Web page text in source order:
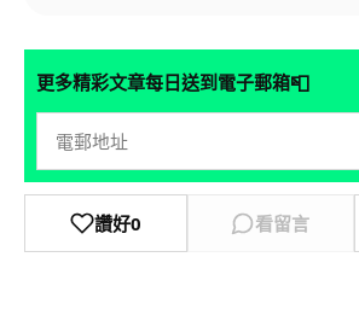
更多精彩文章每日送到電子郵箱📮
讚好0 看留言